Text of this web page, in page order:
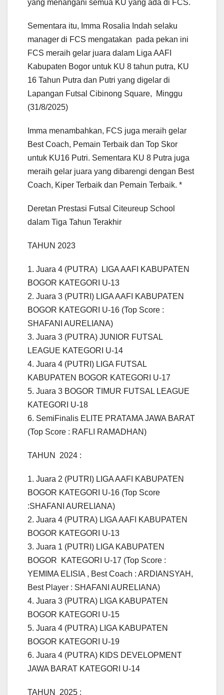
yang menangani semua KU yang ada di FCS.
Sementara itu, Imma Rosalia Indah selaku
manager di FCS mengatakan pada pekan ini
FCS meraih gelar juara dalam Liga AAFI
Kabupaten Bogor untuk KU 8 tahun putra, KU
16 Tahun Putra dan Putri yang digelar di
Lapangan Futsal Cibinong Square, Minggu
(31/8/2025)
Imma menambahkan, FCS juga meraih gelar
Best Coach, Pemain Terbaik dan Top Skor
untuk KU16 Putri. Sementara KU 8 Putra juga
meraih gelar juara yang dibarengi dengan Best
Coach, Kiper Terbaik dan Pemain Terbaik. *
Deretan Prestasi Futsal Citeureup School
dalam Tiga Tahun Terakhir
TAHUN 2023
1. Juara 4 (PUTRA) LIGA AAFI KABUPATEN
BOGOR KATEGORI U-13
2. Juara 3 (PUTRI) LIGA AAFI KABUPATEN
BOGOR KATEGORI U-16 (Top Score :
SHAFANI AURELIANA)
3. Juara 3 (PUTRA) JUNIOR FUTSAL
LEAGUE KATEGORI U-14
4. Juara 4 (PUTRI) LIGA FUTSAL
KABUPATEN BOGOR KATEGORI U-17
5. Juara 3 BOGOR TIMUR FUTSAL LEAGUE
KATEGORI U-18
6. SemiFinalis ELITE PRATAMA JAWA BARAT
(Top Score : RAFLI RAMADHAN)
TAHUN 2024 :
1. Juara 2 (PUTRI) LIGA AAFI KABUPATEN
BOGOR KATEGORI U-16 (Top Score
:SHAFANI AURELIANA)
2. Juara 4 (PUTRA) LIGA AAFI KABUPATEN
BOGOR KATEGORI U-13
3. Juara 1 (PUTRI) LIGA KABUPATEN
BOGOR KATEGORI U-17 (Top Score :
YEMIMA ELISIA , Best Coach : ARDIANSYAH,
Best Player : SHAFANI AURELIANA)
4. Juara 3 (PUTRA) LIGA KABUPATEN
BOGOR KATEGORI U-15
5. Juara 4 (PUTRA) LIGA KABUPATEN
BOGOR KATEGORI U-19
6. Juara 4 (PUTRA) KIDS DEVELOPMENT
JAWA BARAT KATEGORI U-14
TAHUN 2025 :